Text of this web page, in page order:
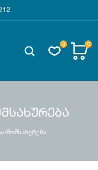
0 0
მომსახურება